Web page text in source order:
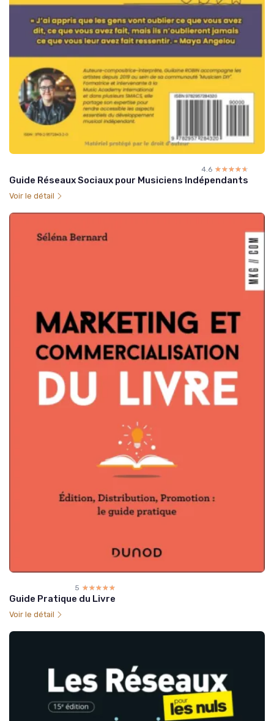
4.6 ☆☆☆☆☆
★★★★★
Guide Réseaux Sociaux pour Musiciens Indépendants
Voir le détail
5 ☆☆☆☆☆
★★★★★
Guide Pratique du Livre
Voir le détail